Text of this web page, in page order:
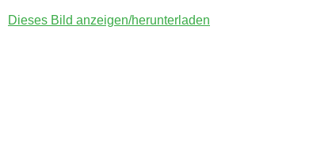
Dieses Bild anzeigen/herunterladen